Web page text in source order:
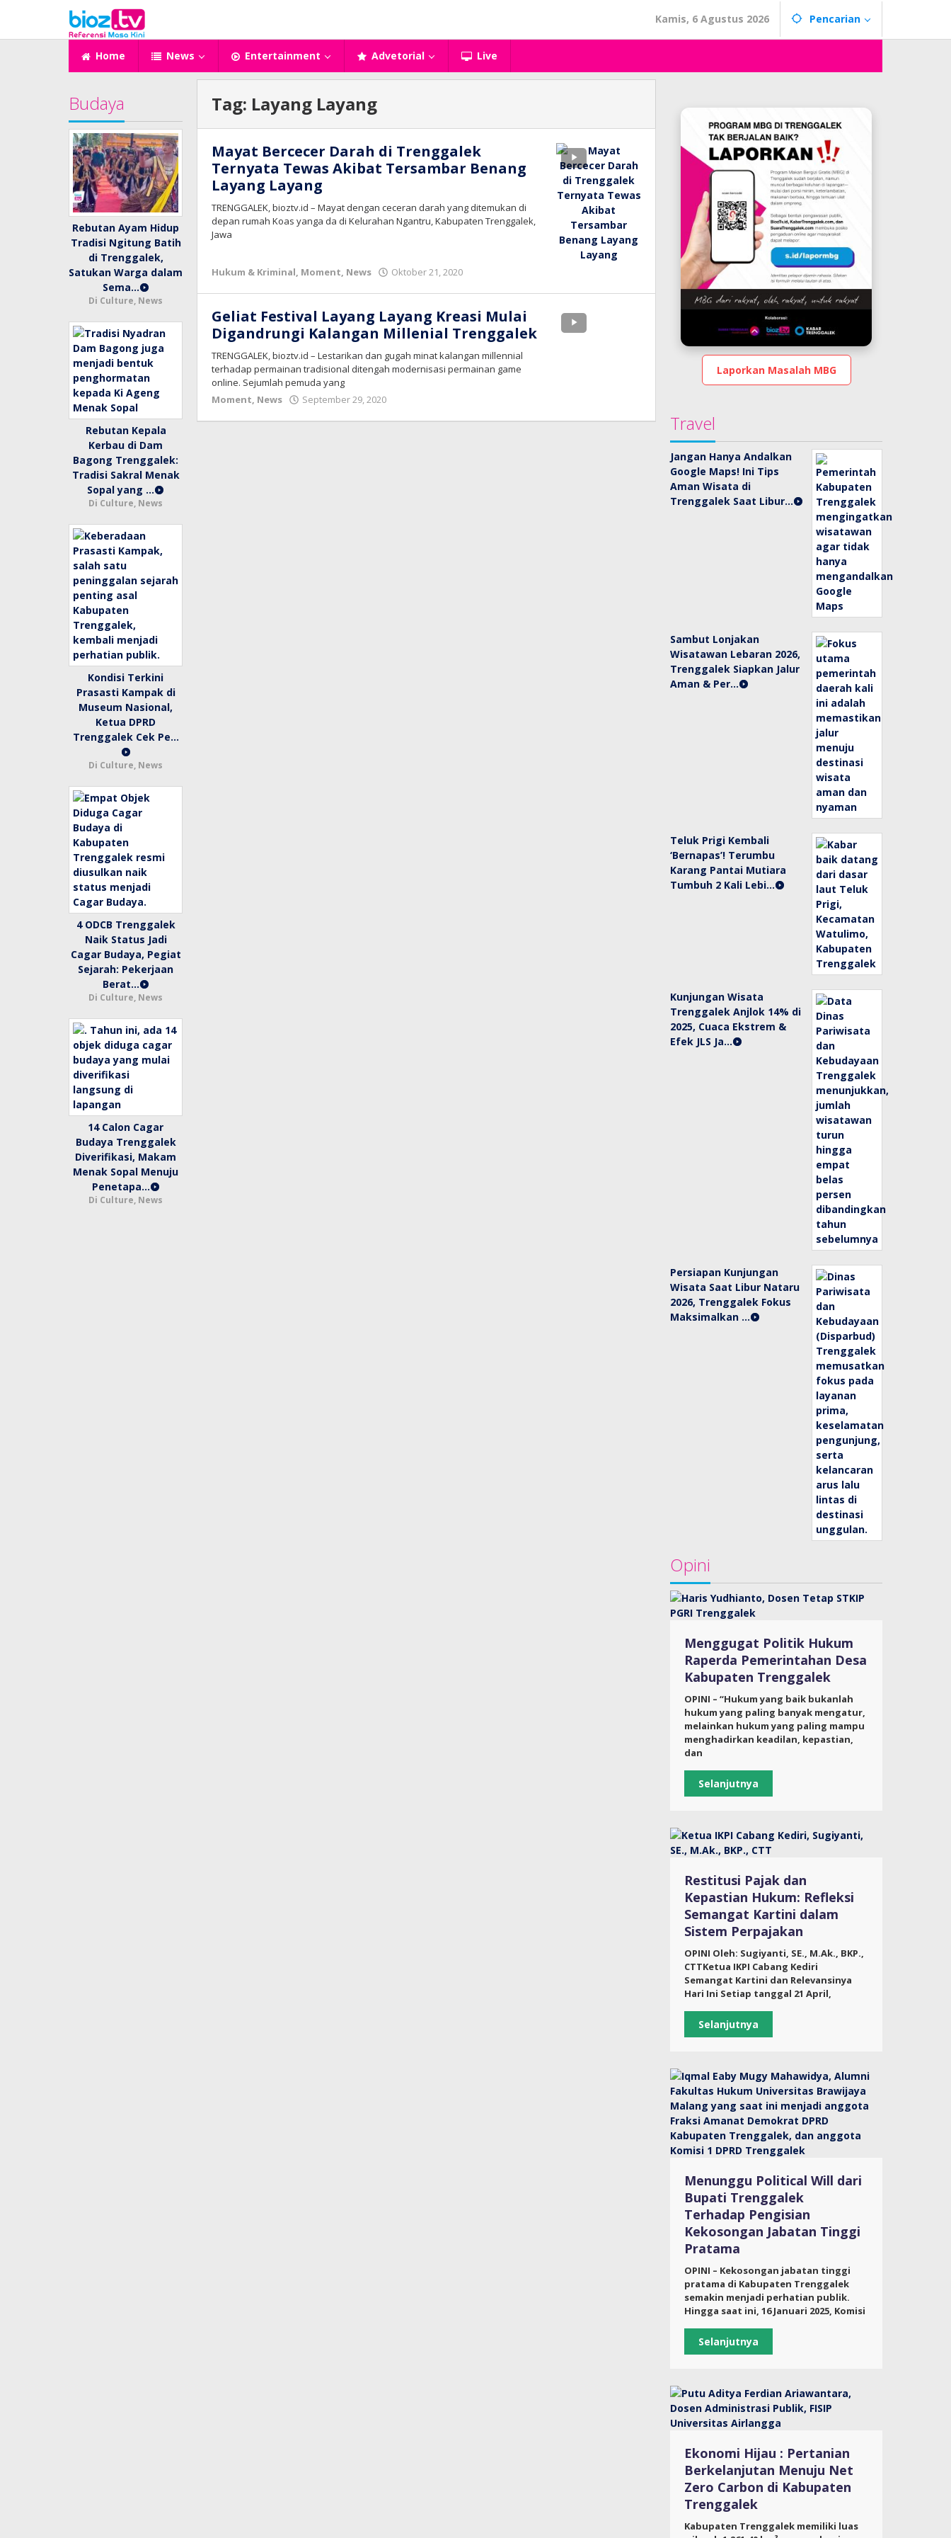
konten
Kamis, 6 Agustus 2026 Pencarian
Home News Entertainment Advetorial Live
Budaya
Rebutan Ayam Hidup
Tradisi Ngitung Batih
di Trenggalek,
Satukan Warga dalam
Sema…
Di Culture, News
Rebutan Kepala
Kerbau di Dam
Bagong Trenggalek:
Tradisi Sakral Menak
Sopal yang …
Di Culture, News
Kondisi Terkini
Prasasti Kampak di
Museum Nasional,
Ketua DPRD
Trenggalek Cek Pe…
Di Culture, News
4 ODCB Trenggalek
Naik Status Jadi
Cagar Budaya, Pegiat
Sejarah: Pekerjaan
Berat…
Di Culture, News
14 Calon Cagar
Budaya Trenggalek
Diverifikasi, Makam
Menak Sopal Menuju
Penetapa…
Di Culture, News
Tag: Layang Layang
Mayat Bercecer Darah di Trenggalek
Ternyata Tewas Akibat Tersambar Benang
Layang Layang
TRENGGALEK, bioztv.id – Mayat dengan ceceran darah yang ditemukan di
depan rumah Koas yanga da di Kelurahan Ngantru, Kabupaten Trenggalek,
Jawa
Hukum & Kriminal, Moment, News Oktober 21, 2020
tv
Geliat Festival Layang Layang Kreasi Mulai
Digandrungi Kalangan Millenial Trenggalek
TRENGGALEK, bioztv.id – Lestarikan dan gugah minat kalangan millennial
terhadap permainan tradisional ditengah modernisasi permainan game
online. Sejumlah pemuda yang
Moment, News September 29, 2020
tv
Laporkan Masalah MBG
Travel
Jangan Hanya Andalkan
Google Maps! Ini Tips
Aman Wisata di
Trenggalek Saat Libur…
Sambut Lonjakan
Wisatawan Lebaran 2026,
Trenggalek Siapkan Jalur
Aman & Per…
Teluk Prigi Kembali
‘Bernapas’! Terumbu
Karang Pantai Mutiara
Tumbuh 2 Kali Lebi…
Kunjungan Wisata
Trenggalek Anjlok 14% di
2025, Cuaca Ekstrem &
Efek JLS Ja…
Persiapan Kunjungan
Wisata Saat Libur Nataru
2026, Trenggalek Fokus
Maksimalkan …
Opini
Menggugat Politik Hukum
Raperda Pemerintahan Desa
Kabupaten Trenggalek
OPINI – “Hukum yang baik bukanlah
hukum yang paling banyak mengatur,
melainkan hukum yang paling mampu
menghadirkan keadilan, kepastian,
dan
Selanjutnya
Restitusi Pajak dan
Kepastian Hukum: Refleksi
Semangat Kartini dalam
Sistem Perpajakan
OPINI Oleh: Sugiyanti, SE., M.Ak., BKP.,
CTTKetua IKPI Cabang Kediri
Semangat Kartini dan Relevansinya
Hari Ini Setiap tanggal 21 April,
Selanjutnya
Menunggu Political Will dari
Bupati Trenggalek
Terhadap Pengisian
Kekosongan Jabatan Tinggi
Pratama
OPINI – Kekosongan jabatan tinggi
pratama di Kabupaten Trenggalek
semakin menjadi perhatian publik.
Hingga saat ini, 16 Januari 2025, Komisi
Selanjutnya
Ekonomi Hijau : Pertanian
Berkelanjutan Menuju Net
Zero Carbon di Kabupaten
Trenggalek
Kabupaten Trenggalek memiliki luas